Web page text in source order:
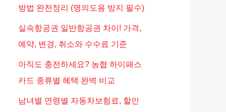
방법 완전정리 (명의도용 방지 필수)
실속항공권 일반항공권 차이! 가격,
예약, 변경, 취소와 수수료 기준
아직도 충전하세요? 농협 하이패스
카드 종류별 혜택 완벽 비교
남녀별 연령별 자동차보험료, 할인